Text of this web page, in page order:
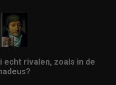
echt rivalen, zoals in de